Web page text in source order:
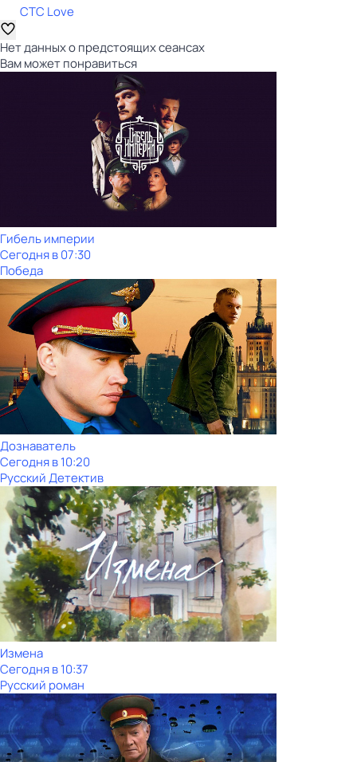
СТС Love
Нет данных о предстоящих сеансах
Вам может понравиться
Гибель империи
Сегодня в 07:30
Победа
Дознаватель
Сегодня в 10:20
Русский Детектив
Измена
Сегодня в 10:37
Русский роман